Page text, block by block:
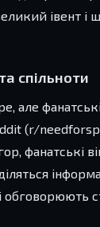
івент
спільноти
але
(r/
фанатські